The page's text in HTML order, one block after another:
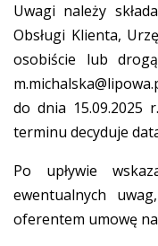
Uwagi należy
Obsługi Klienta,
osobiście lub
do dnia 15.09.2025
terminu decyduje
Po upływie
ewentualnych
oferentem umowę